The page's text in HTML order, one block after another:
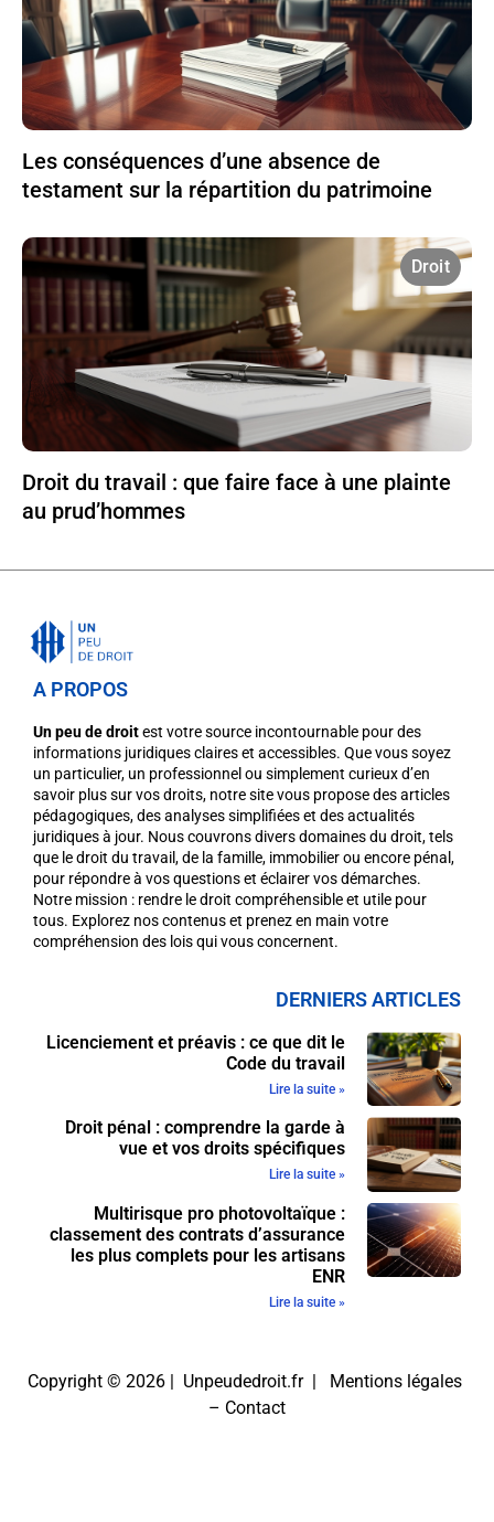
Les conséquences d’une absence de
testament sur la répartition du patrimoine
Droit
Droit du travail : que faire face à une plainte
au prud’hommes
A PROPOS
Un peu de droitest votre source incontournable pour des
informations juridiques claires et accessibles. Que vous soyez
un particulier, un professionnel ou simplement curieux d’en
savoir plus sur vos droits, notre site vous propose des articles
pédagogiques, des analyses simplifiées et des actualités
juridiques à jour. Nous couvrons divers domaines du droit, tels
que le droit du travail, de la famille, immobilier ou encore pénal,
pour répondre à vos questions et éclairer vos démarches.
Notre mission : rendre le droit compréhensible et utile pour
tous. Explorez nos contenus et prenez en main votre
compréhension des lois qui vous concernent.
DERNIERS ARTICLES
Licenciement et préavis : ce que dit le
Code du travail
Lire la suite »
Droit pénal : comprendre la garde à
vue et vos droits spécifiques
Lire la suite »
Multirisque pro photovoltaïque :
classement des contrats d’assurance
les plus complets pour les artisans
ENR
Lire la suite »
Copyright © 2026 | Unpeudedroit.fr | Mentions légales
– Contact